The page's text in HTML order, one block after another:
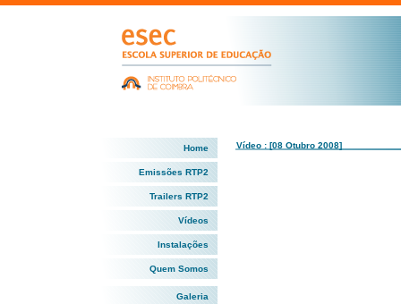
Home
Emissões RTP2
Trailers RTP2
Vídeos
Instalações
Quem Somos
Galeria
Vídeo : [08 Otubro 2008]